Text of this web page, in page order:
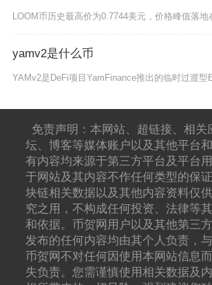
yamv2是什么币
免责声明：本网站、超链接、相关
坛、博客等媒体账户以及其他平台
有内容均来源于第三方平台及平台
于网站及其内容不作任何类型的保
块链相关数据以及其他内容资料仅
究之用，不构成任何投资、法律等
和依据。币贺网用户以及其他第三
发布的任何内容均由其个人负责，与
币贺网不对任何因使用本网站信息
失负责。您需谨慎使用相关数据及